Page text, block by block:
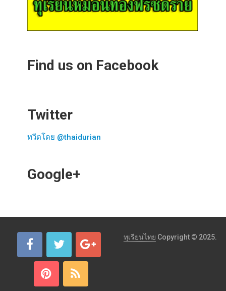
Find us on Facebook
Twitter
ทวีตโดย @thaidurian
Google+
ทุเรียนไทย Copyright © 2025.